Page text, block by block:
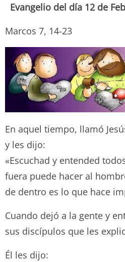
Evangelio del día 12 de
Marcos 7, 14-23
En aquel tiempo, llamó
y les dijo:
«Escuchad y entended
fuera puede hacer al
de dentro es lo que hace
Cuando dejó a la gente y
sus discípulos que les
Él les dijo: